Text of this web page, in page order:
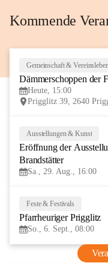
Kommende
Gemeinschaft & Vereinsleben
Dämmerschoppen der
Heute, 15:00
Prigglitz 39, 2640
Ausstellungen & Kunst
Eröffnung der
Brandstätter
Sa., 29. Aug., 16:00
Feste & Festivals
Pfarrheuriger Prigglitz
So., 6. Sept., 08:00